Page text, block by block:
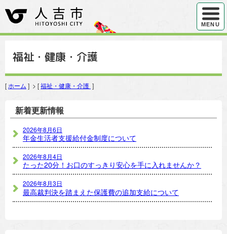
ハンバ
MENU
福祉・健康・介護
[ ホーム ] > [福祉・健康・介護 ]
新着更新情報
2026年8月6日
年金生活者支援給付金制度について
2026年8月4日
たった20分！お口のすっきり安心を手に入れませんか？
2026年8月3日
最高裁判決を踏まえた保護費の追加支給について